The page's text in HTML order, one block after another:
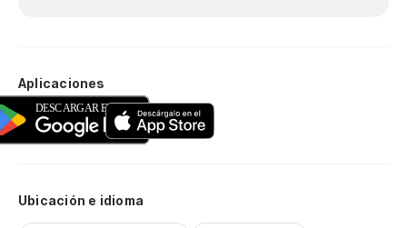
Aplicaciones
Ubicación e idioma